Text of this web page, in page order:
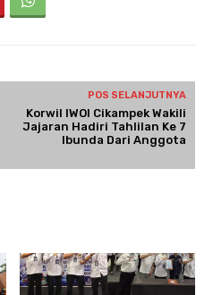
POS SELANJUTNYA
Korwil IWOI Cikampek Wakili
Jajaran Hadiri Tahlilan Ke 7
Ibunda Dari Anggota